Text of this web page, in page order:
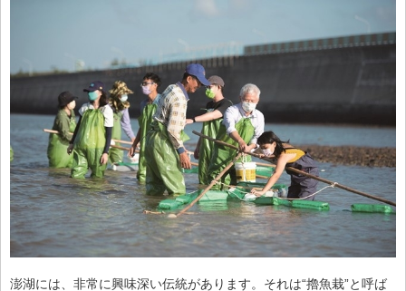
澎湖には、非常に興味深い伝統があります。それは“擼魚栽”と呼ば